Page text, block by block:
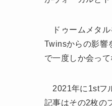
ドゥームメタル
Twinsからの影響
で一度しか会っ
2021年に1stフ
記事はその2枚の